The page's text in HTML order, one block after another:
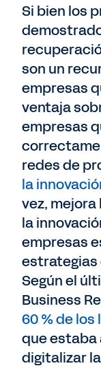
Si bien los
son un
empresas
ventaja
empresas
redes de
la
vez,
la
empresas
estrategias
Según el
Business
60 % de
que estaba
digitalizar